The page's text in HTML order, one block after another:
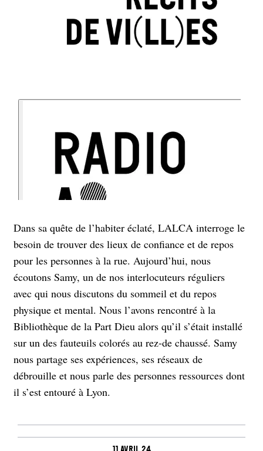
Dans sa quête de l’habiter éclaté, LALCA interroge le
besoin de trouver des lieux de confiance et de repos
pour les personnes à la rue. Aujourd’hui, nous
écoutons Samy, un de nos interlocuteurs réguliers
avec qui nous discutons du sommeil et du repos
physique et mental. Nous l’avons rencontré à la
Bibliothèque de la Part Dieu alors qu’il s’était installé
sur un des fauteuils colorés au rez-de chaussé. Samy
nous partage ses expériences, ses réseaux de
débrouille et nous parle des personnes ressources dont
il s’est entouré à Lyon.